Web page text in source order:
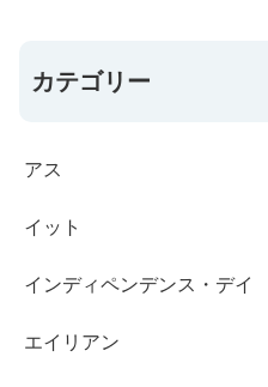
カテゴリー
アス
イット
インディペンデンス・デイ
エイリアン